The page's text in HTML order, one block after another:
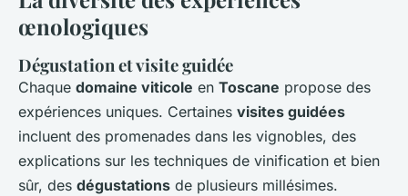
œnologiques
Dégustation et visite guidée
Chaque domaine viticole en Toscane propose des
expériences uniques. Certaines visites guidées
incluent des promenades dans les vignobles, des
explications sur les techniques de vinification et bien
sûr, des dégustations de plusieurs millésimes.